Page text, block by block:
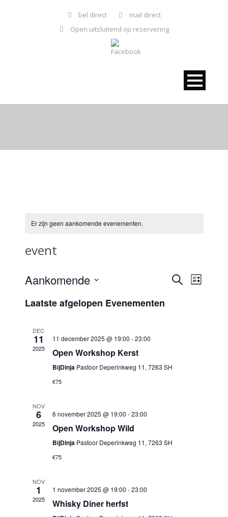
bel direct
mail direct
Open uitsluitend op reservering
Er zijn geen aankomende evenementen.
event
Zoeken
Lijst
Aankomende
een
Laatste afgelopen Evenementen
DEC
11
2025
11 december 2025 @ 19:00 -23:00
Open Workshop Kerst
BijDinja Pastoor Deperinkweg 11, 7263 SH
€75
NOV
6
2025
6 november 2025 @ 19:00 -23:00
Open Workshop Wild
BijDinja Pastoor Deperinkweg 11, 7263 SH
€75
NOV
1
2025
1 november 2025 @ 19:00 -23:00
Whisky Diner herfst